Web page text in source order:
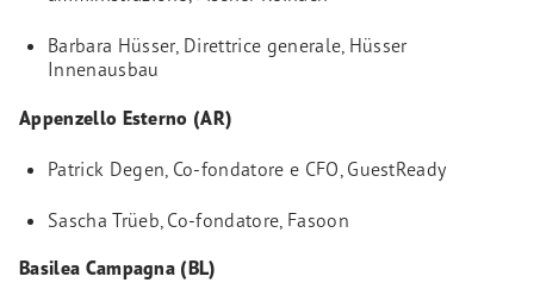
Barbara Hüsser, Direttrice generale, Hüsser
Innenausbau
Appenzello Esterno (AR)
Patrick Degen, Co-fondatore e CFO, GuestReady
Sascha Trüeb, Co-fondatore, Fasoon
Basilea Campagna (BL)